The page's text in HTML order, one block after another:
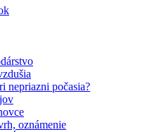
nepriazni počasia?
oznámenie